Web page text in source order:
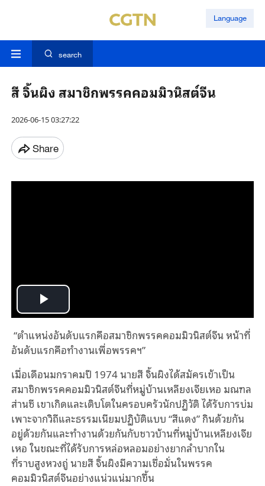
Language
search
สี จิ้นผิง สมาชิกพรรคคอมมิวนิสต์จีน
2026-06-15 03:27:22
Share
Play
Video
“ตำแหน่งอันดับแรกคือสมาชิกพรรคคอมมิวนิสต์จีน หน้าที่
อันดับแรกคือทำงานเพื่อพรรคฯ”
เมื่อเดือนมกราคมปี 1974 นายสี จิ้นผิงได้สมัครเข้าเป็น
สมาชิกพรรคคอมมิวนิสต์จีนที่หมู่บ้านเหลียงเจียเหอ มณฑล
ส่านซี เขาเกิดและเติบโตในครอบครัวนักปฏิวัติ ได้รับการบ่ม
เพาะจากวิถีและธรรมเนียมปฏิบัติแบบ “สีแดง” กินด้วยกัน
อยู่ด้วยกันและทำงานด้วยกันกับชาวบ้านที่หมู่บ้านเหลียงเจีย
เหอ ในขณะที่ได้รับการหล่อหลอมอย่างยากลำบากใน
ที่ราบสูงหวงถู่ นายสี จิ้นผิงมีความเชื่อมั่นในพรรค
คอมมิวนิสต์จีนอย่างแน่วแน่มากขึ้น